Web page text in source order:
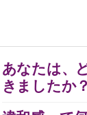
あなたは、
きましたか？